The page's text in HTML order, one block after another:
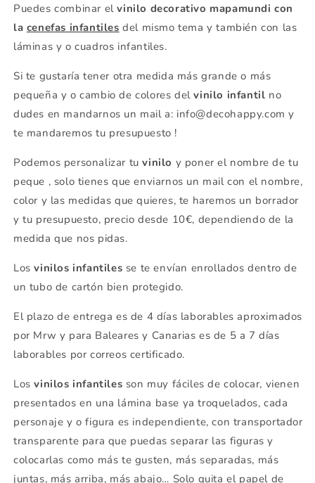
Puedes combinar elvinilo decorativo mapamundi con
la cenefas infantiles del mismo tema y también con las
láminas y o cuadros infantiles.
Si te gustaría tener otra medida más grande o más
pequeña y o cambio de colores delvinilo infantil no
dudes en mandarnos un mail a: info@decohappy.com y
te mandaremos tu presupuesto !
Podemos personalizar tuvinilo y poner el nombre de tu
peque , solo tienes que enviarnos un mail con el nombre,
color y las medidas que quieres, te haremos un borrador
y tu presupuesto, precio desde 10€, dependiendo de la
medida que nos pidas.
Losvinilos infantiles se te envían enrollados dentro de
un tubo de cartón bien protegido.
El plazo de entrega es de 4 días laborables aproximados
por Mrw y para Baleares y Canarias es de 5 a 7 días
laborables por correos certificado.
Losvinilos infantiles son muy fáciles de colocar, vienen
presentados en una lámina base ya troquelados, cada
personaje y o figura es independiente, con transportador
transparente para que puedas separar las figuras y
colocarlas como más te gusten, más separadas, más
juntas, más arriba, más abajo… Solo quita el papel de